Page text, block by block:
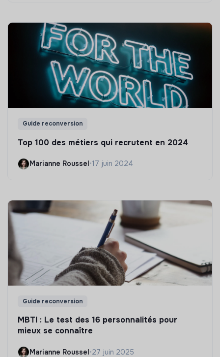
Guide reconversion
Top 100 des métiers qui recrutent en 2024
Marianne Roussel•17 juin 2024
Guide reconversion
MBTI : Le test des 16 personnalités pour
mieux se connaître
Marianne Roussel•27 juin 2025